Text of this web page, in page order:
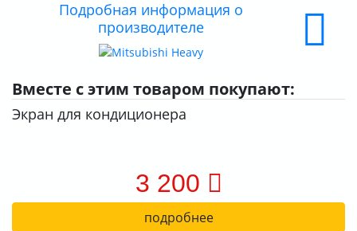
Подробная информация о
производителе
Вместе с этим товаром покупают:
Экран для кондиционера
3 200
подробнее